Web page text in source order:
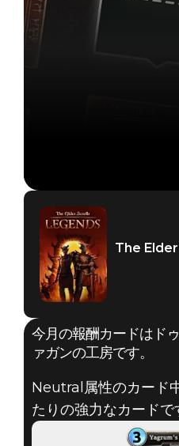
The Elder Scrolls:
2020年10月26日
The
今月の報酬カードはド
ァガンの工房です。
Neutral属性のカード
たりの強力なカードで